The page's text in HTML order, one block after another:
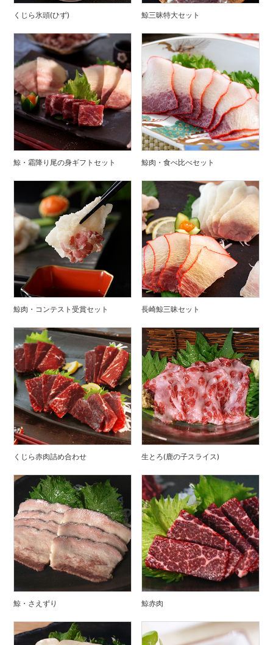
くじら氷頭(ひず) 鯨三昧特大セット
鯨・霜降り尾の身ギフトセット 鯨肉・食べ比べセット
鯨肉・コンテスト受賞セット 長崎鯨三昧セット
くじら赤肉詰め合わせ 生とろ(鹿の子スライス)
鯨・さえずり 鯨赤肉